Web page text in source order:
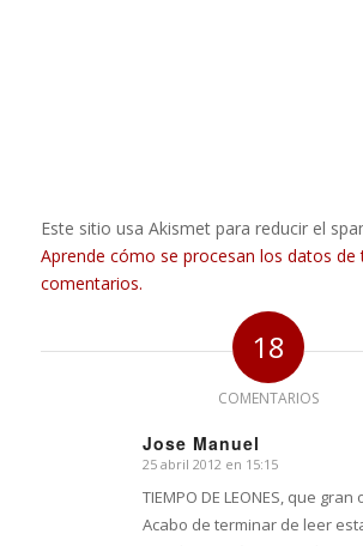
Este sitio usa Akismet para reducir el
Aprende cómo se procesan los datos de
comentarios.
18
COMENTARIOS
Jose Manuel
Dice:
25 abril 2012 en 15:15
TIEMPO DE LEONES, que gran
Acabo de terminar de leer